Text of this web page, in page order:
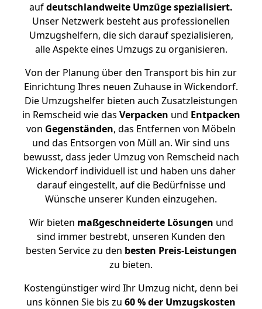
aufdeutschlandweite Umzüge spezialisiert.
Unser Netzwerk besteht aus professionellen
Umzugshelfern, die sich darauf spezialisieren,
alle Aspekte eines Umzugs zu organisieren.
Von der Planung über den Transport bis hin zur
Einrichtung Ihres neuen Zuhause in Wickendorf.
Die Umzugshelfer bieten auch Zusatzleistungen
in Remscheid wie das Verpacken und Entpacken
von Gegenständen, das Entfernen von Möbeln
und das Entsorgen von Müll an. Wir sind uns
bewusst, dass jeder Umzug von Remscheid nach
Wickendorf individuell ist und haben uns daher
darauf eingestellt, auf die Bedürfnisse und
Wünsche unserer Kunden einzugehen.
Wir bieten maßgeschneiderte Lösungen und
sind immer bestrebt, unseren Kunden den
besten Service zu den besten Preis-Leistungen
zu bieten.
Kostengünstiger wird Ihr Umzug nicht, denn bei
uns können Sie bis zu 60 % der Umzugskosten